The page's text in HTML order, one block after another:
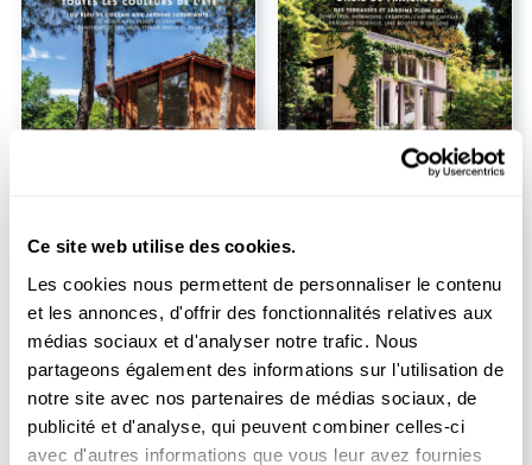
Ce site web utilise des cookies.
Les cookies nous permettent de personnaliser le contenu
et les annonces, d'offrir des fonctionnalités relatives aux
médias sociaux et d'analyser notre trafic. Nous
partageons également des informations sur l'utilisation de
notre site avec nos partenaires de médias sociaux, de
publicité et d'analyse, qui peuvent combiner celles-ci
avec d'autres informations que vous leur avez fournies
Abonnement Maisons Côté
EUR 36.00
EUR 44.40 Prix kiosque
Durée : 1 an
EUR 36.00
EUR 44.40 Prix kiosque